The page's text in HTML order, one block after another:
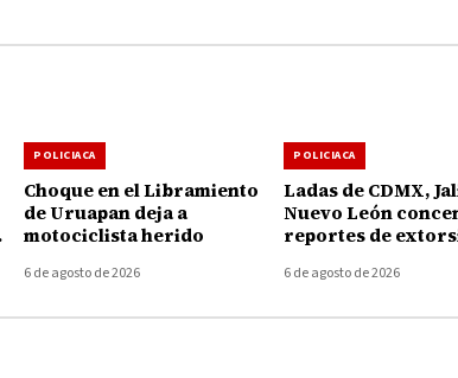
POLICIACA
Choque en el Libramiento
de Uruapan deja a
motociclista herido
6 de agosto de 2026
POLICIACA
Ladas de CDMX,
Nuevo León
reportes de
6 de agosto de 2026